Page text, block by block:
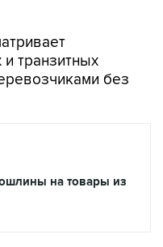
транзитных
без
на товары из